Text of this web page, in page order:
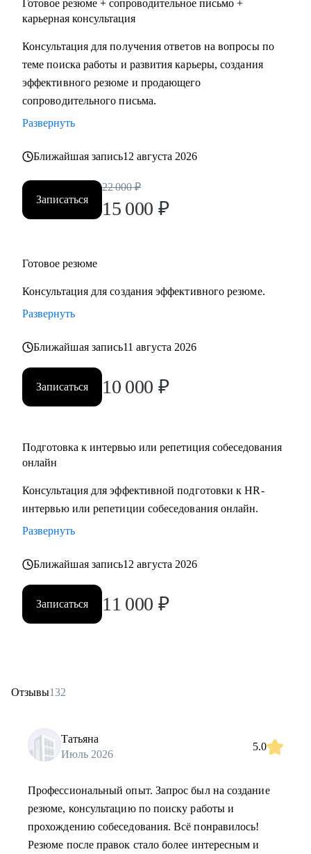
Готовое резюме + сопроводительное письмо +
карьерная консультация
Консультация для получения ответов на вопросы по
теме поиска работы и развития карьеры, создания
эффективного резюме и продающего
сопроводительного письма.
Развернуть
Ближайшая запись12 августа 2026
Записаться
22 000 ₽
15 000 ₽
Готовое резюме
Консультация для создания эффективного резюме.
Развернуть
Ближайшая запись11 августа 2026
Записаться 10 000 ₽
Подготовка к интервью или репетиция собеседования
онлайн
Консультация для эффективной подготовки к HR-
интервью или репетиции собеседования онлайн.
Развернуть
Ближайшая запись12 августа 2026
Записаться 11 000 ₽
Отзывы132
Татьяна
Июль 2026
5.0
Профессиональный опыт. Запрос был на создание
резюме, консультацию по поиску работы и
прохождению собеседования. Всё понравилось!
Резюме после правок стало более интересным и